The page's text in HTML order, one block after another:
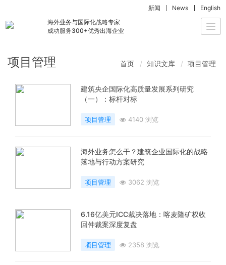
海外业务与国际化战略专家
成功服务300+优秀出海企业
新闻 News English
项目管理 首页 知识文库 项目管理
建筑央企国际化高质量发展系列研究
（一）：标杆对标
项目管理 4140 浏览
海外业务怎么干？建筑企业国际化的战略
落地与行动方案研究
项目管理 3062 浏览
6.16亿美元ICC裁决落地：喀麦隆矿权收
回仲裁案深度复盘
项目管理 2358 浏览